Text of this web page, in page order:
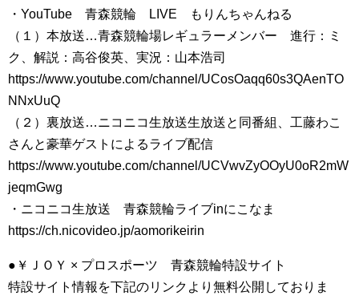
・YouTube 青森競輪 LIVE もりんちゃんねる
（１）本放送…青森競輪場レギュラーメンバー 進行：ミ
ク、解説：高谷俊英、実況：山本浩司
https://www.youtube.com/channel/UCosOaqq60s3QAenTO
NNxUuQ
（２）裏放送…ニコニコ生放送生放送と同番組、工藤わこ
さんと豪華ゲストによるライブ配信
https://www.youtube.com/channel/UCVwvZyOOyU0oR2mW
jeqmGwg
・ニコニコ生放送 青森競輪ライブinにこなま
https://ch.nicovideo.jp/aomorikeirin
●￥ＪＯＹ × プロスポーツ 青森競輪特設サイト
特設サイト情報を下記のリンクより無料公開しておりま